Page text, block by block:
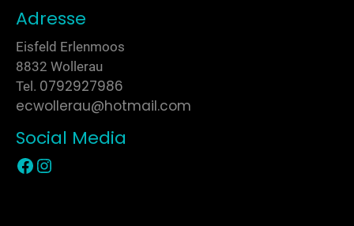
Adresse
Eisfeld Erlenmoos
8832 Wollerau
Tel. 0792927986
ecwollerau@hotmail.com
Social Media
Zur Facebook SeiteZur Instagram Seite